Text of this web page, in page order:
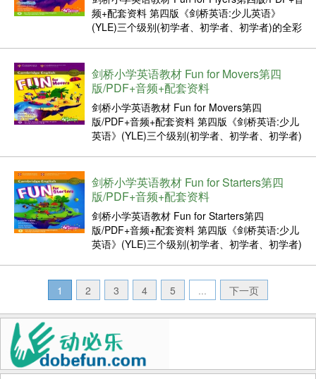
频+配套资料 第四版《剑桥英语:少儿英语》
(YLE)三个级别(初学者、初学者、初学者)的全彩
提供了全彩的准备。有趣的活动与应试式...
剑桥小学英语教材 Fun for Movers第四
版/PDF+音频+配套资料
剑桥小学英语教材 Fun for Movers第四
版/PDF+音频+配套资料 第四版《剑桥英语:少儿
英语》(YLE)三个级别(初学者、初学者、初学者)
初学者提供了全彩的准备。有趣的活动与应试
式...
剑桥小学英语教材 Fun for Starters第四
版/PDF+音频+配套资料
剑桥小学英语教材 Fun for Starters第四
版/PDF+音频+配套资料 第四版《剑桥英语:少儿
英语》(YLE)三个级别(初学者、初学者、初学者)
初学者提供了全彩的准备。有趣的活动与应...
1 2 3 4 5 ... 下一页